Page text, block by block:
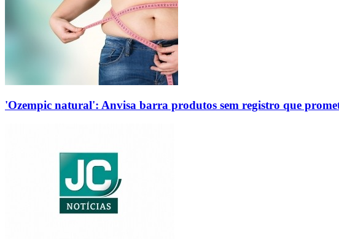
'Ozempic natural': Anvisa barra produtos sem registro que